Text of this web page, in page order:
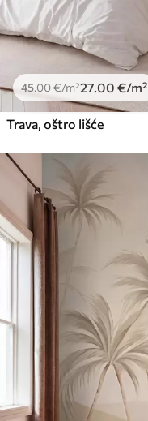
45.00€/m²27.00 €/m²
Trava, oštro lišće